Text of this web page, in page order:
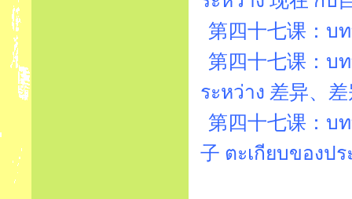
第四十七课：บ
第四十七课：บ
ระหว่าง 差异、
第四十七课：บ
子 ตะเกียบของป